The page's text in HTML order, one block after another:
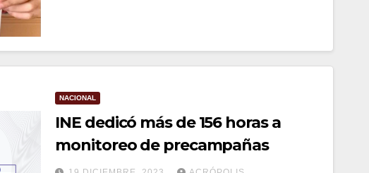
NACIONAL
INE dedicó más de 156 horas a
monitoreo de precampañas